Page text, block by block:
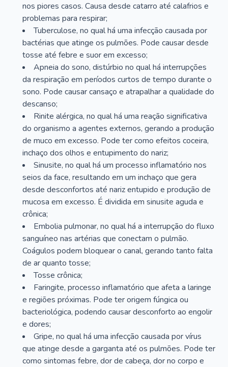
nos piores casos. Causa desde catarro até calafrios e
problemas para respirar;
Tuberculose, no qual há uma infecção causada por
bactérias que atinge os pulmões. Pode causar desde
tosse até febre e suor em excesso;
Apneia do sono, distúrbio no qual há interrupções
da respiração em períodos curtos de tempo durante o
sono. Pode causar cansaço e atrapalhar a qualidade do
descanso;
Rinite alérgica, no qual há uma reação significativa
do organismo a agentes externos, gerando a produção
de muco em excesso. Pode ter como efeitos coceira,
inchaço dos olhos e entupimento do nariz;
Sinusite, no qual há um processo inflamatório nos
seios da face, resultando em um inchaço que gera
desde desconfortos até nariz entupido e produção de
mucosa em excesso. É dividida em sinusite aguda e
crônica;
Embolia pulmonar, no qual há a interrupção do fluxo
sanguíneo nas artérias que conectam o pulmão.
Coágulos podem bloquear o canal, gerando tanto falta
de ar quanto tosse;
Tosse crônica;
Faringite, processo inflamatório que afeta a laringe
e regiões próximas. Pode ter origem fúngica ou
bacteriológica, podendo causar desconforto ao engolir
e dores;
Gripe, no qual há uma infecção causada por vírus
que atinge desde a garganta até os pulmões. Pode ter
como sintomas febre, dor de cabeça, dor no corpo e